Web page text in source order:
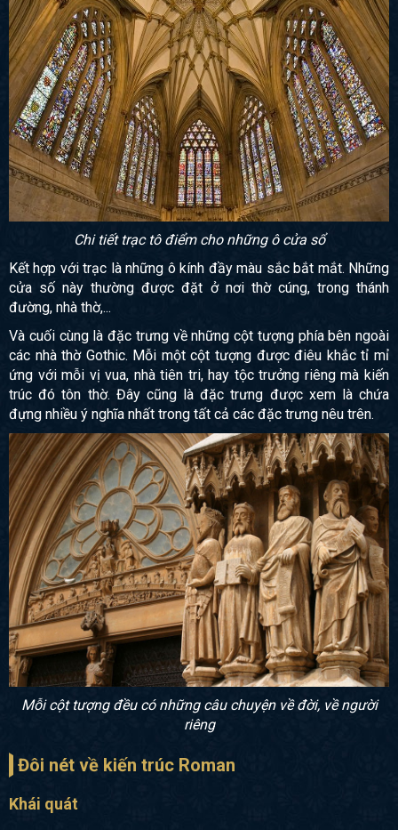
Chi tiết trạc tô điểm cho những ô cửa sổ
Kết hợp với trạc là những ô kính đầy màu sắc bắt mắt. Những
cửa số này thường được đặt ở nơi thờ cúng, trong thánh
đường, nhà thờ,...
Và cuối cùng là đặc trưng về những cột tượng phía bên ngoài
các nhà thờ Gothic. Mỗi một cột tượng được điêu khắc tỉ mỉ
ứng với mỗi vị vua, nhà tiên tri, hay tộc trưởng riêng mà kiến
trúc đó tôn thờ. Đây cũng là đặc trưng được xem là chứa
đựng nhiều ý nghĩa nhất trong tất cả các đặc trưng nêu trên.
Mỗi cột tượng đều có những câu chuyện về đời, về người
riêng
Đôi nét về kiến trúc Roman
Khái quát